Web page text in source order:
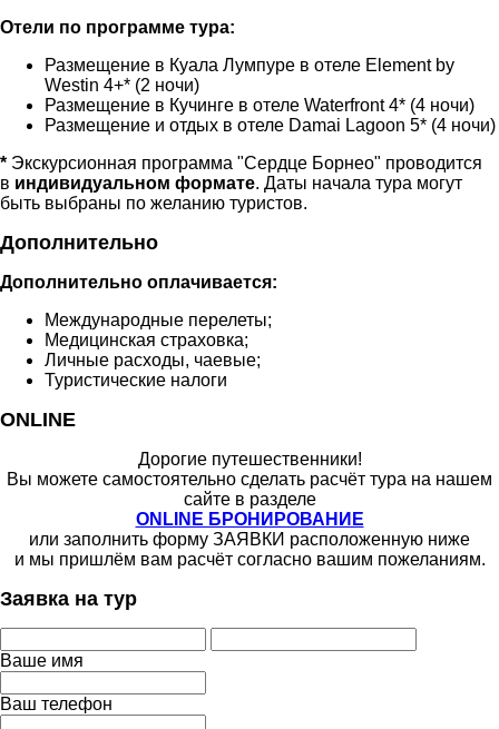
Отели по программе тура:
Размещение в Куала Лумпуре в отеле Element by
Westin 4+* (2 ночи)
Размещение в Кучинге в отеле Waterfront 4* (4 ночи)
Размещение и отдых в отеле Damai Lagoon 5* (4 ночи)
* Экскурсионная программа "Сердце Борнео" проводится
в индивидуальном формате. Даты начала тура могут
быть выбраны по желанию туристов.
Дополнительно
Дополнительно оплачивается:
Международные перелеты;
Медицинская страховка;
Личные расходы, чаевые;
Туристические налоги
ONLINE
Дорогие путешественники!
Вы можете самостоятельно сделать расчёт тура на нашем
сайте в разделе
ONLINE БРОНИРОВАНИЕ
или заполнить форму ЗАЯВКИ расположенную ниже
и мы пришлём вам расчёт согласно вашим пожеланиям.
Заявка на тур
Ваше имя
Ваш телефон